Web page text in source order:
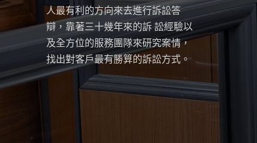
人最有利的方向來去進行訴訟答
辯，靠著三十幾年來的訴 訟經驗以
及全方位的服務團隊來研究案情，
找出對客戶最有勝算的訴訟方式。